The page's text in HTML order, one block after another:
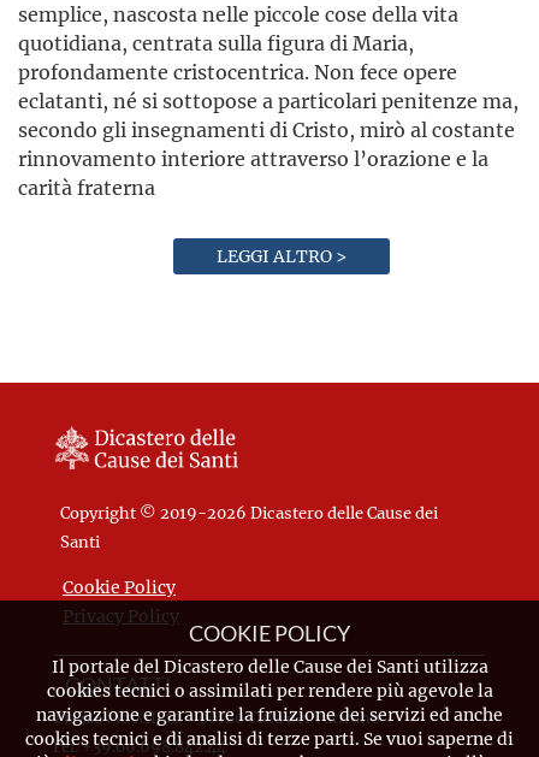
semplice, nascosta nelle piccole cose della vita
quotidiana, centrata sulla figura di Maria,
profondamente cristocentrica. Non fece opere
eclatanti, né si sottopose a particolari penitenze ma,
secondo gli insegnamenti di Cristo, mirò al costante
rinnovamento interiore attraverso l’orazione e la
carità fraterna
LEGGI ALTRO >
Copyright © 2019-2026 Dicastero delle Cause dei
Santi
Cookie Policy
Privacy Policy
CONTATTI
Piazza Pio XII, 10 - 00120 Città del Vaticano
Tel. +39.06.698.842.44
COOKIE POLICY
Il portale del Dicastero delle Cause dei Santi utilizza
cookies tecnici o assimilati per rendere più agevole la
navigazione e garantire la fruizione dei servizi ed anche
cookies tecnici e di analisi di terze parti. Se vuoi saperne di